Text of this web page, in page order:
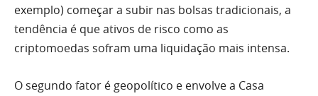
exemplo) começar a subir nas bolsas tradicionais, a
tendência é que ativos de risco como as
criptomoedas sofram uma liquidação mais intensa.
O segundo fator é geopolítico e envolve a Casa